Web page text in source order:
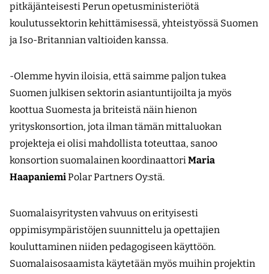
pitkäjänteisesti Perun opetusministeriötä
koulutussektorin kehittämisessä, yhteistyössä Suomen
ja Iso-Britannian valtioiden kanssa.
-Olemme hyvin iloisia, että saimme paljon tukea
Suomen julkisen sektorin asiantuntijoilta ja myös
koottua Suomesta ja briteistä näin hienon
yrityskonsortion, jota ilman tämän mittaluokan
projekteja ei olisi mahdollista toteuttaa, sanoo
konsortion suomalainen koordinaattoriMaria
HaapaniemiPolar Partners Oy:stä.
Suomalaisyritysten vahvuus on erityisesti
oppimisympäristöjen suunnittelu ja opettajien
kouluttaminen niiden pedagogiseen käyttöön.
Suomalaisosaamista käytetään myös muihin projektin